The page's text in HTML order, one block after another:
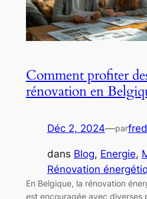
Comment profiter
rénovation en
Déc 2, 2024—par
dans Blog, Energie,
Rénovation
En Belgique, la rénovation
est encouragée avec diverses